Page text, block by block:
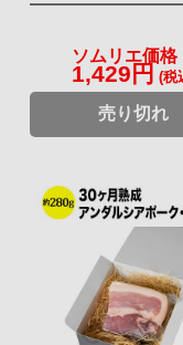
世界で愛される
骨まで柔らかく、旨
高く、そのままでも
す。保存期間も長い
して、料理の食材と
⇒ リ
ソムリエ価格
1,429円 (税
売り切れ